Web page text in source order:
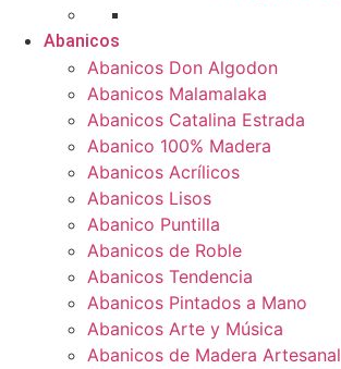
Abanicos
Abanicos Don Algodon
Abanicos Malamalaka
Abanicos Catalina Estrada
Abanico 100% Madera
Abanicos Acrílicos
Abanicos Lisos
Abanico Puntilla
Abanicos de Roble
Abanicos Tendencia
Abanicos Pintados a Mano
Abanicos Arte y Música
Abanicos de Madera Artesanal